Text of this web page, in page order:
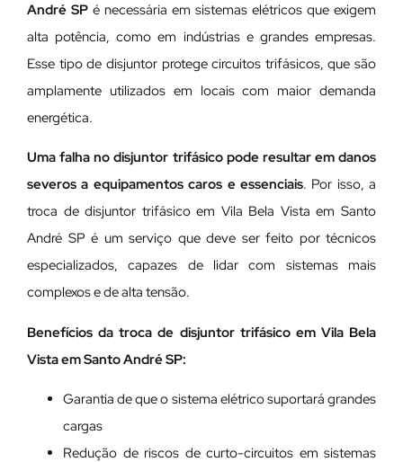
André SP é necessária em sistemas elétricos que exigem
alta potência, como em indústrias e grandes empresas.
Esse tipo de disjuntor protege circuitos trifásicos, que são
amplamente utilizados em locais com maior demanda
energética.
Uma falha no disjuntor trifásico pode resultar em danos
severos a equipamentos caros e essenciais. Por isso, a
troca de disjuntor trifásico em Vila Bela Vista em Santo
André SP é um serviço que deve ser feito por técnicos
especializados, capazes de lidar com sistemas mais
complexos e de alta tensão.
Benefícios da troca de disjuntor trifásico em Vila Bela
Vista em Santo André SP:
Garantia de que o sistema elétrico suportará grandes
cargas
Redução de riscos de curto-circuitos em sistemas